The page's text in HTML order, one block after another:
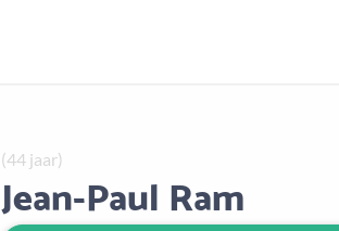
(44 jaar)
Jean-Paul Ram